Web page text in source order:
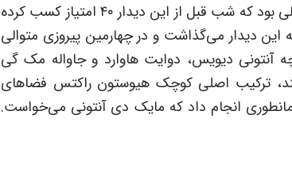
جیمز هاردن فقط ۱۰ پرتاب موفق داشت و این در حالی بود که شب قبل از این دیدار ۴۰ امتیاز کسب کرده
دیدار می‌گذاشت و در چهارمین پیروزی متوالی
آنتونی دیویس، دوایت هاوارد و جاواله مک گی
ترکیب اصلی کوچک هیوستون راکتس فضاهای
انجام داد که مایک دی آنتونی می‌خواست.